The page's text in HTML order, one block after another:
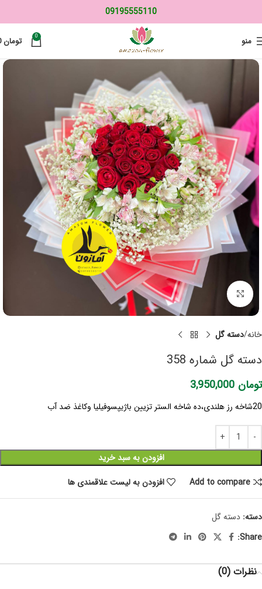
09195555110
منو 0 تومان0
برای بزرگنمایی کلیک کنید
خانه دسته گل
دسته گل شماره 358
تومان
20شاخه رز هلندی،ده شاخه الستر تزیین باژیپسوفیلیا وکاغذ ضد آب
افزودن به سبد خرید
Add to compare
افزودن به لیست علاقمندی ها
دسته: دسته گل
Share:
نظرات (0)